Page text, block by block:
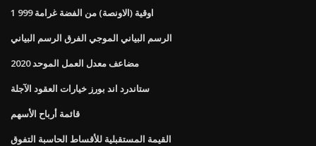
1 اوقية (الاونصة) من الفضة غرامة 999
الرسم البياني الموجي الفرق الرسم البياني
مضاعف معدل العمل الموحد 2020
ستاندرد اند بورز خيارات العقود الآجلة
قائمة أرباح الأسهم
القيمة المستقبلية للأقساط الحاسبة التفوق